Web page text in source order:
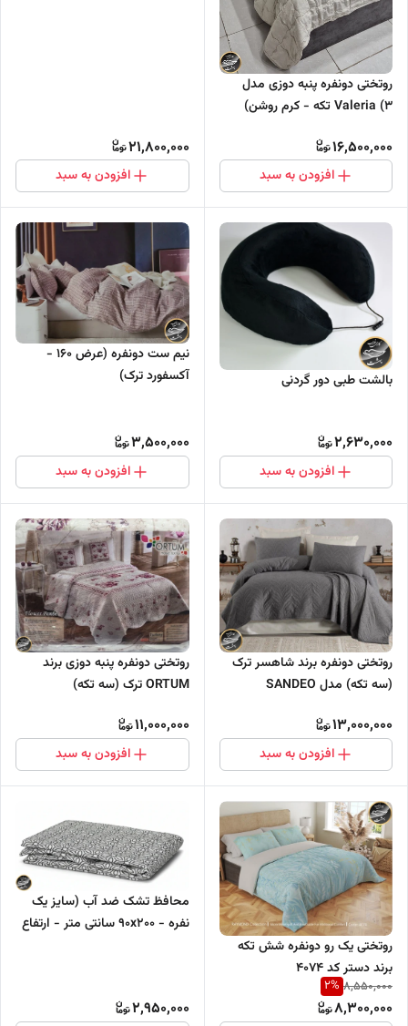
روتختی دونفره پنبه دوزی مدل
Valeria (3 تکه - کرم روشن)
16,500,000
افزودن به سبد
21,800,000
افزودن به سبد
بالشت طبی دور گردنی
2,630,000
افزودن به سبد
نیم ست دونفره (عرض ۱۶۰ -
آکسفورد ترک)
3,500,000
افزودن به سبد
روتختی دونفره برند شاهسر ترک
(سه تکه) مدل SANDEO
13,000,000
افزودن به سبد
روتختی دونفره پنبه دوزی برند
ORTUM ترک (سه تکه)
11,000,000
افزودن به سبد
روتختی یک رو دونفره شش تکه
برند دستر کد ۴۰۷۴
8,550,000
2%
8,300,000
محافظ تشک ضد آب (سایز یک
نفره - ۹۰x۲۰۰ سانتی متر - ارتفاع
2,950,000